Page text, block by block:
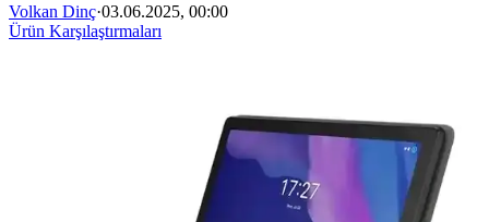
Volkan Dinç·03.06.2025, 00:00
Ürün Karşılaştırmaları